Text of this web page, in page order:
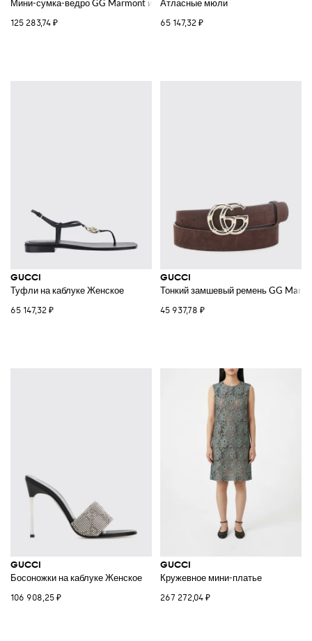
Мини-сумка-ведро GG Marmont из стеганой кожи наппа с узором
125 283,74 ₽
Атласные мюли
65 147,32 ₽
GUCCI
Туфли на каблуке Женское
65 147,32 ₽
GUCCI
Тонкий замшевый ремень GG
45 937,78 ₽
GUCCI
Босоножки на каблуке Женское
106 908,25 ₽
GUCCI
Кружевное мини-платье
267 272,04 ₽